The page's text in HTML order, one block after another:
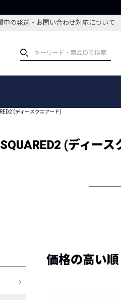
の発送・お問い合わせ対応について
ム
コーディネート
(ディースクエアード)
(ディース
価格の高い順